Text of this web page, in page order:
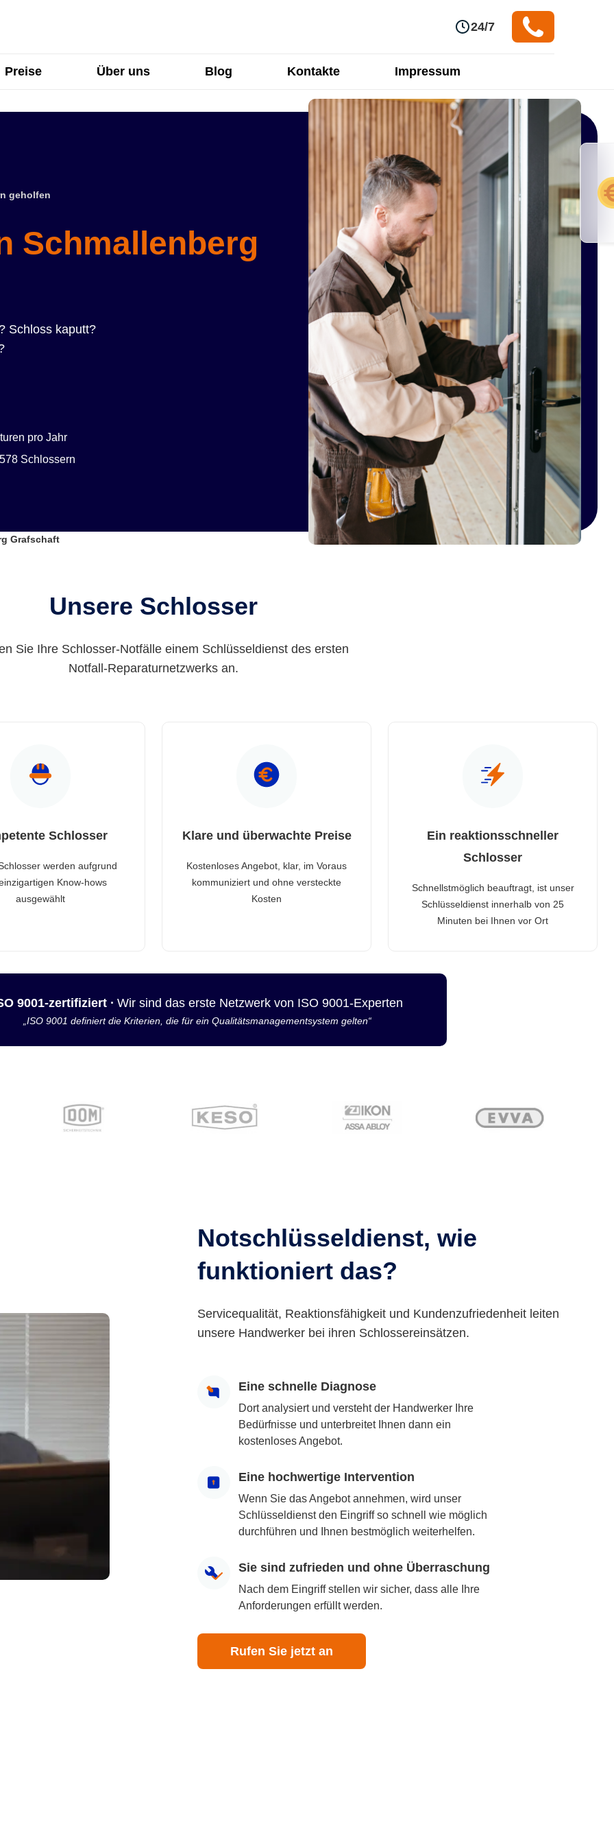
24/7
Preise Über uns Blog Kontakte Impressum
geholfen
Schmallenberg
Schloss kaputt?
pro Jahr
Schlossern
Grafschaft
Unsere Schlosser
Sie Ihre Schlosser-Notfälle einem Schlüsseldienst des ersten
Notfall-Reparaturnetzwerks an.
Schlosser
werden aufgrund
Know-hows
ausgewählt
Klare und überwachte Preise
Kostenloses Angebot, klar, im Voraus
kommuniziert und ohne versteckte
Kosten
Ein reaktionsschneller
Schlosser
Schnellstmöglich beauftragt, ist unser
Schlüsseldienst innerhalb von 25
Minuten bei Ihnen vor Ort
9001-zertifiziert · Wir sind das erste Netzwerk von ISO 9001-Experten
„ISO 9001 definiert die Kriterien, die für ein Qualitätsmanagementsystem gelten“
Notschlüsseldienst, wie
funktioniert das?
Servicequalität, Reaktionsfähigkeit und Kundenzufriedenheit leiten
unsere Handwerker bei ihren Schlossereinsätzen.
Eine schnelle Diagnose
Dort analysiert und versteht der Handwerker Ihre
Bedürfnisse und unterbreitet Ihnen dann ein
kostenloses Angebot.
Eine hochwertige Intervention
Wenn Sie das Angebot annehmen, wird unser
Schlüsseldienst den Eingriff so schnell wie möglich
durchführen und Ihnen bestmöglich weiterhelfen.
Sie sind zufrieden und ohne Überraschung
Nach dem Eingriff stellen wir sicher, dass alle Ihre
Anforderungen erfüllt werden.
Rufen Sie jetzt an